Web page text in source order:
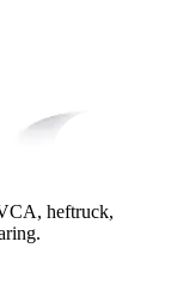
heftruck,